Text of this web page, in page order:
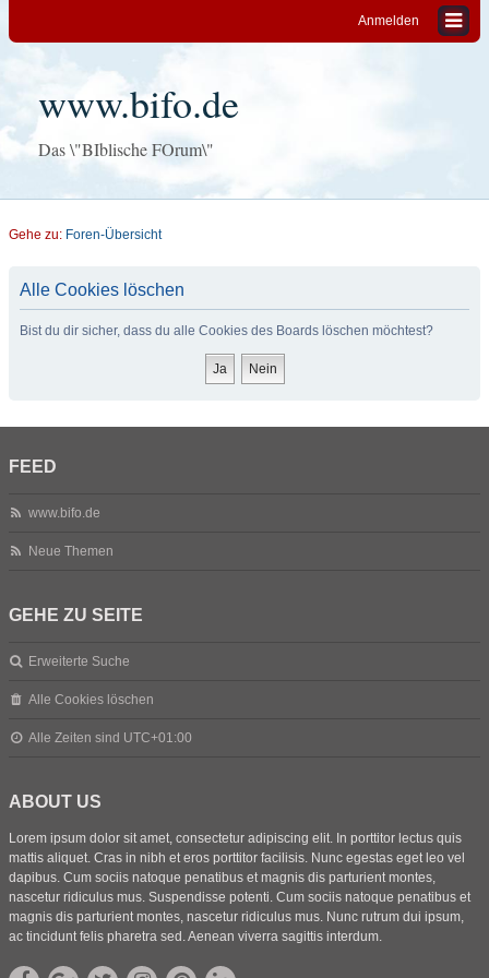
Anmelden
www.bifo.de
Das \"BIblische FOrum\"
Gehe zu: Foren-Übersicht
Alle Cookies löschen
Bist du dir sicher, dass du alle Cookies des Boards löschen möchtest?
FEED
www.bifo.de
Neue Themen
GEHE ZU SEITE
Erweiterte Suche
Alle Cookies löschen
Alle Zeiten sind UTC+01:00
ABOUT US
Lorem ipsum dolor sit amet, consectetur adipiscing elit. In porttitor lectus quis
mattis aliquet. Cras in nibh et eros porttitor facilisis. Nunc egestas eget leo vel
dapibus. Cum sociis natoque penatibus et magnis dis parturient montes,
nascetur ridiculus mus. Suspendisse potenti. Cum sociis natoque penatibus et
magnis dis parturient montes, nascetur ridiculus mus. Nunc rutrum dui ipsum,
ac tincidunt felis pharetra sed. Aenean viverra sagittis interdum.